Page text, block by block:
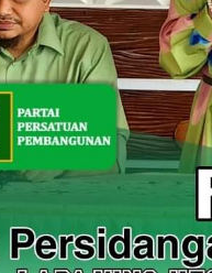
i
.
M
S
i
J
a
r
i
M
a